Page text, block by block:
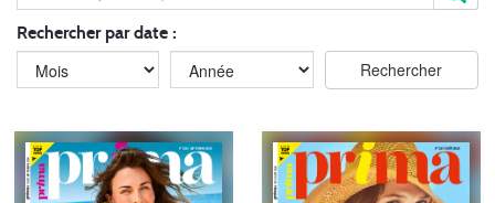
Rechercher par date :